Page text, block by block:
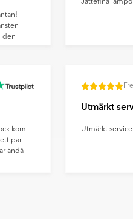
den
Jättefina
kom
par
ändå
Utmärkt
Utmärkt